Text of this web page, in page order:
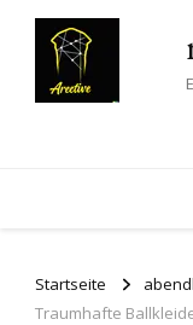
Startseite
Traumhafte